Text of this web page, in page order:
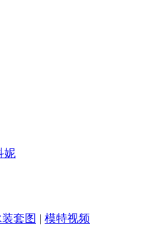
妮
套图 | 模特视频